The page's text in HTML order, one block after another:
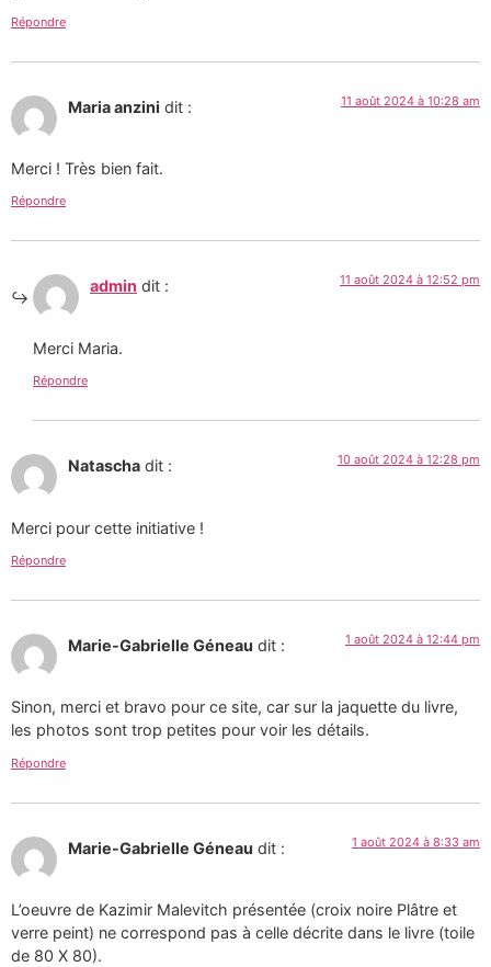
Répondre
Maria anzini dit : 11 août 2024 à 10:28 am
Merci ! Très bien fait.
Répondre
admin dit : 11 août 2024 à 12:52 pm
Merci Maria.
Répondre
Natascha dit : 10 août 2024 à 12:28 pm
Merci pour cette initiative !
Répondre
Marie-Gabrielle Géneau dit : 1 août 2024 à 12:44 pm
Sinon, merci et bravo pour ce site, car sur la jaquette du livre,
les photos sont trop petites pour voir les détails.
Répondre
Marie-Gabrielle Géneau dit : 1 août 2024 à 8:33 am
L’oeuvre de Kazimir Malevitch présentée (croix noire Plâtre et
verre peint) ne correspond pas à celle décrite dans le livre (toile
de 80 X 80).